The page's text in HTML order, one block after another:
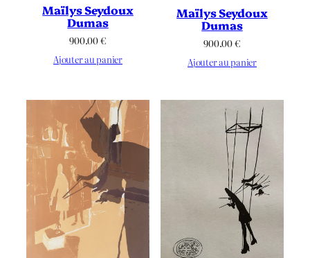
Maïlys Seydoux
Dumas
900.00€
Ajouter au panier
Maïlys Seydoux
Dumas
900.00€
Ajouter au panier